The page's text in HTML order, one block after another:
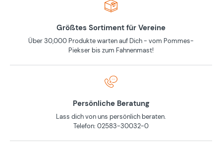
Größtes Sortiment für Vereine
Über 30,000 Produkte warten auf Dich - vom Pommes-
Piekser bis zum Fahnenmast!
Persönliche Beratung
Lass dich von uns persönlich beraten.
Telefon: 02583-30032-0